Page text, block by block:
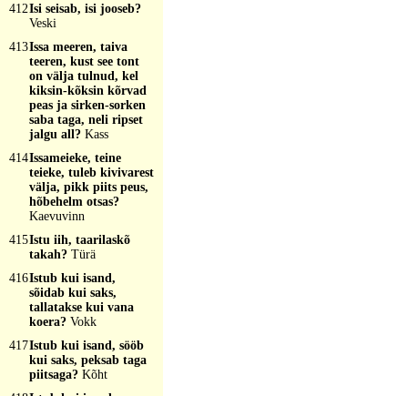
412Isi seisab, isi jooseb?
Veski
413Issa meeren, taiva
teeren, kust see tont
on välja tulnud, kel
kiksin-kõksin kõrvad
peas ja sirken-sorken
saba taga, neli ripset
jalgu all? Kass
414Issameieke, teine
teieke, tuleb kivivarest
välja, pikk piits peus,
hõbehelm otsas?
Kaevuvinn
415Istu iih, taarilaskõ
takah? Türä
416Istub kui isand,
sõidab kui saks,
tallatakse kui vana
koera? Vokk
417Istub kui isand, sööb
kui saks, peksab taga
piitsaga? Kõht